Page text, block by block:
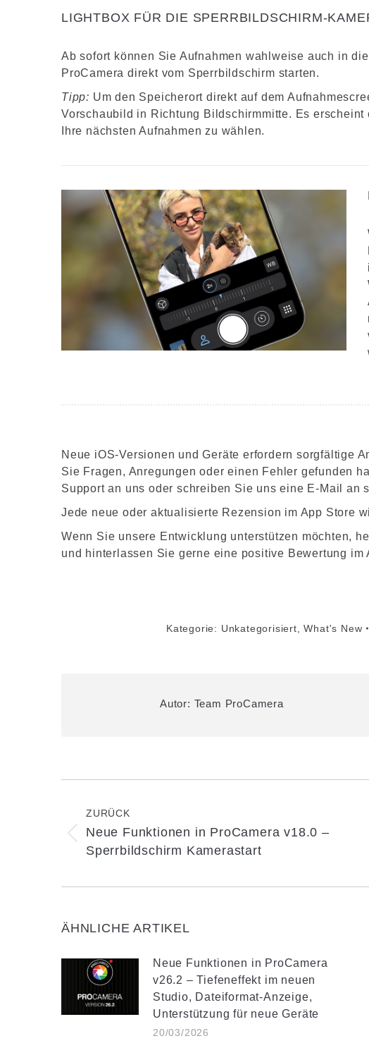
LIGHTBOX FÜR DIE SPERRBILDSCHIRM-
Ab sofort können Sie Aufnahmen wahlweise auch in
ProCamera direkt vom Sperrbildschirm starten.
Tipp: Um den Speicherort direkt auf dem
Vorschaubild in Richtung Bildschirmmitte. Es
Ihre nächsten Aufnahmen zu wählen.
Neue iOS-Versionen und Geräte erfordern sorgfältige
Sie Fragen, Anregungen oder einen Fehler gefunden
Support an uns oder schreiben Sie uns eine E-Mail an
Jede neue oder aktualisierte Rezension im App Store
Wenn Sie unsere Entwicklung unterstützen möchten,
und hinterlassen Sie gerne eine positive Bewertung im
Kategorie: Unkategorisiert ,What's New
Autor: Team ProCamera
ZURÜCK
Vorheriger
Beitrag:
Neue Funktionen in ProCamera v18.0 –
Sperrbildschirm Kamerastart
ÄHNLICHE ARTIKEL
Neue Funktionen in ProCamera
v26.2 – Tiefeneffekt im neuen
Studio, Dateiformat-Anzeige,
Unterstützung für neue Geräte
20/03/2026